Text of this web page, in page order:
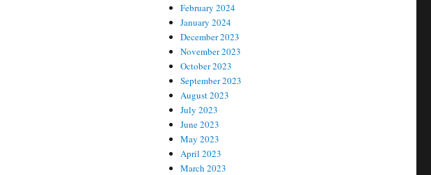
February 2024
January 2024
December 2023
November 2023
October 2023
September 2023
August 2023
July 2023
June 2023
May 2023
April 2023
March 2023